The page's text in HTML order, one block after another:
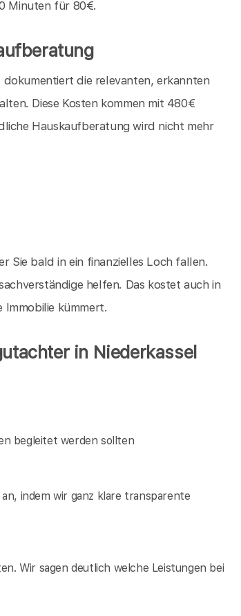
Minuten für 80€.
die relevanten, erkannten
Diese Kosten kommen mit 480€
Hauskaufberatung wird nicht mehr
Sie bald in ein finanzielles Loch fallen.
helfen. Das kostet auch in
Immobilie kümmert.
in Niederkassel
begleitet werden sollten
indem wir ganz klare transparente
Wir sagen deutlich welche Leistungen bei